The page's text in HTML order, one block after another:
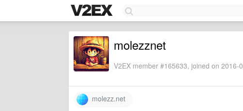
molezznet
V2EX member #165633, joined on 2016-
molezz.net